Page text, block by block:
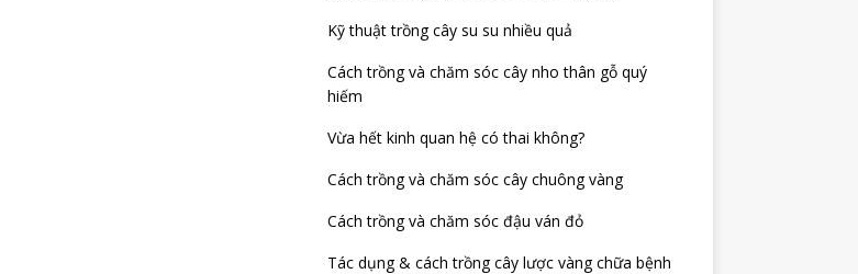
Kỹ thuật trồng cây su su nhiều quả
Cách trồng và chăm sóc cây nho thân gỗ quý
hiếm
Vừa hết kinh quan hệ có thai không?
Cách trồng và chăm sóc cây chuông vàng
Cách trồng và chăm sóc đậu ván đỏ
Tác dụng & cách trồng cây lược vàng chữa bệnh